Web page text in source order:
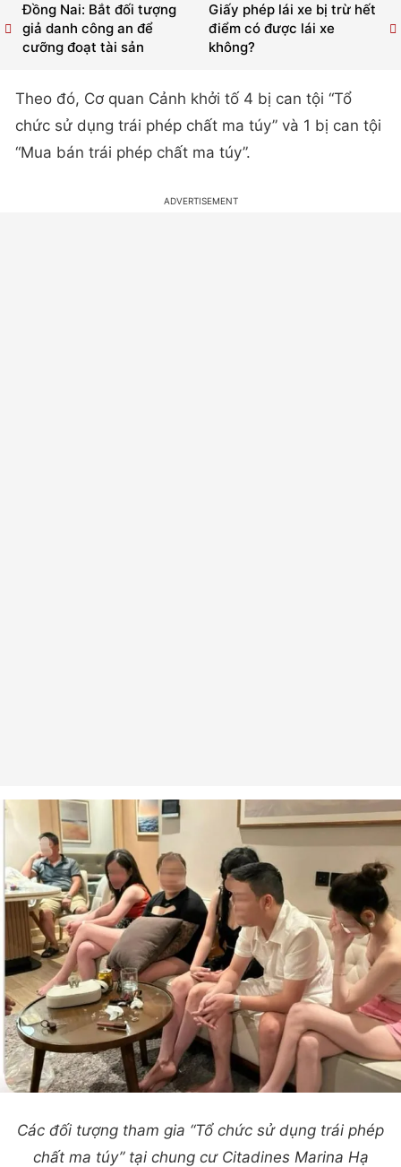
Giấy phép lái xe bị trừ hết
điểm có được lái xe
không?
Đồng Nai: Bắt đối tượng
giả danh công an để
cưỡng đoạt tài sản
Theo đó, Cơ quan Cảnh khởi tố 4 bị can tội “Tổ
chức sử dụng trái phép chất ma túy” và 1 bị can tội
“Mua bán trái phép chất ma túy”.
Các đối tượng tham gia “Tổ chức sử dụng trái phép
chất ma túy” tại chung cư Citadines Marina Hạ